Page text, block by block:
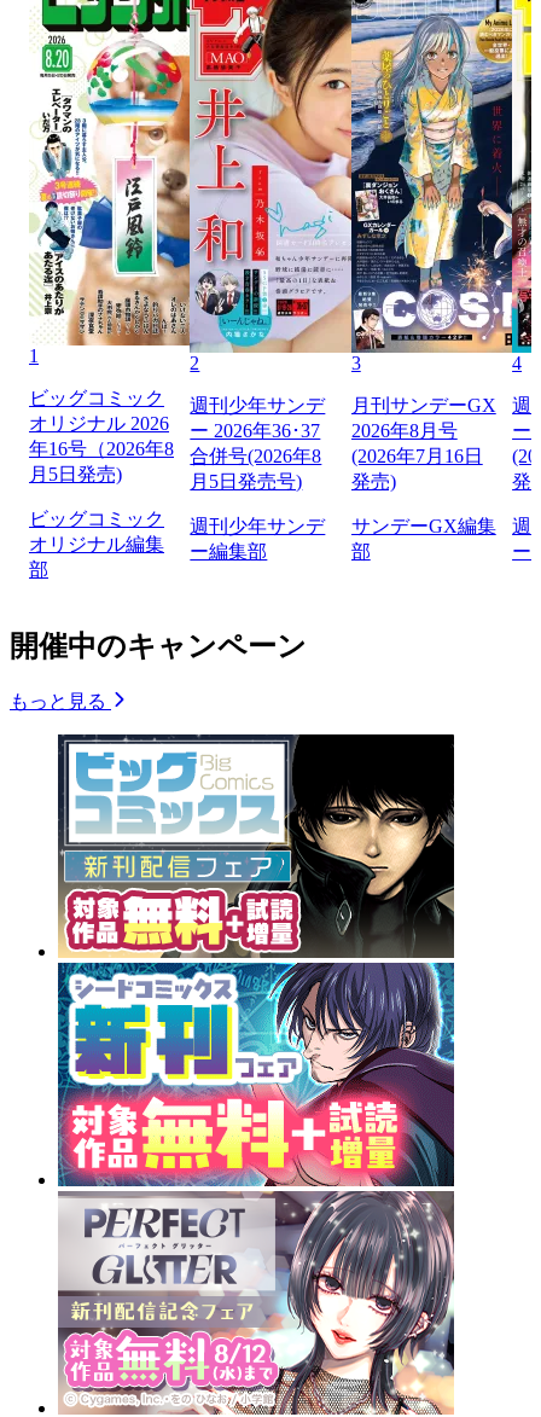
1
ビッグコミック
オリジナル 2026
年16号（2026年8
月5日発売)
ビッグコミック
オリジナル編集
部
2
週刊少年サンデ
ー 2026年36･37
合併号(2026年8
月5日発売号)
週刊少年サンデ
ー編集部
3
月刊サンデーGX
2026年8月号
(2026年7月16日
発売)
サンデーGX編集
部
4
週
ー
発
週
ー
開催中のキャンペーン
もっと見る